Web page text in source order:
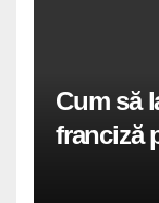
Cum să
franciză